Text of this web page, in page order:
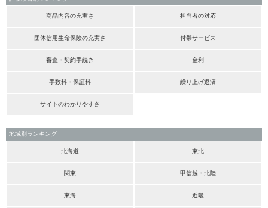
商品内容の充実さ 担当者の対応
団体信用生命保険の充実さ 付帯サービス
審査・契約手続き 金利
手数料・保証料 繰り上げ返済
サイトのわかりやすさ
地域別ランキング
北海道 東北
関東 甲信越・北陸
東海 近畿